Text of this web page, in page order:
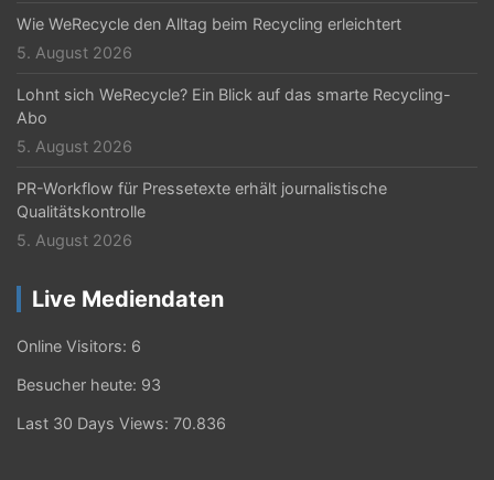
Wie WeRecycle den Alltag beim Recycling erleichtert
5. August 2026
Lohnt sich WeRecycle? Ein Blick auf das smarte Recycling-
Abo
5. August 2026
PR-Workflow für Pressetexte erhält journalistische
Qualitätskontrolle
5. August 2026
Live Mediendaten
Online Visitors: 6
Besucher heute: 93
Last 30 Days Views: 70.836